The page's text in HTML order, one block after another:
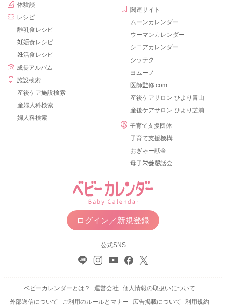
体験談
レシピ
離乳食レシピ
妊娠食レシピ
妊活食レシピ
成長アルバム
施設検索
産後ケア施設検索
産婦人科検索
婦人科検索
関連サイト
ムーンカレンダー
ウーマンカレンダー
シニアカレンダー
シッテク
ヨムーノ
医師監修.com
産後ケアサロン ひより青山
産後ケアサロン ひより芝浦
子育て支援団体
子育て支援機構
おぎゃー献金
母子栄養懇話会
ログイン／新規登録
公式SNS
ベビーカレンダーとは？ 運営会社
個人情報の取扱いについて
外部送信について
ご利用のルールとマナー 広告掲載について 利用規約